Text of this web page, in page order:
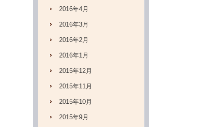
2016年4月
2016年3月
2016年2月
2016年1月
2015年12月
2015年11月
2015年10月
2015年9月